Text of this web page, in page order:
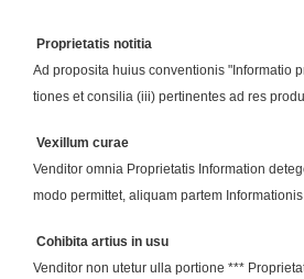
Proprietatis notitia
Ad proposita huius conventionis "Informatio
tiones et consilia (iii) pertinentes ad res
Vexillum curae
Venditor omnia Proprietatis Information
modo permittet, aliquam partem
Cohibita artius in usu
Venditor non utetur ulla portione ***